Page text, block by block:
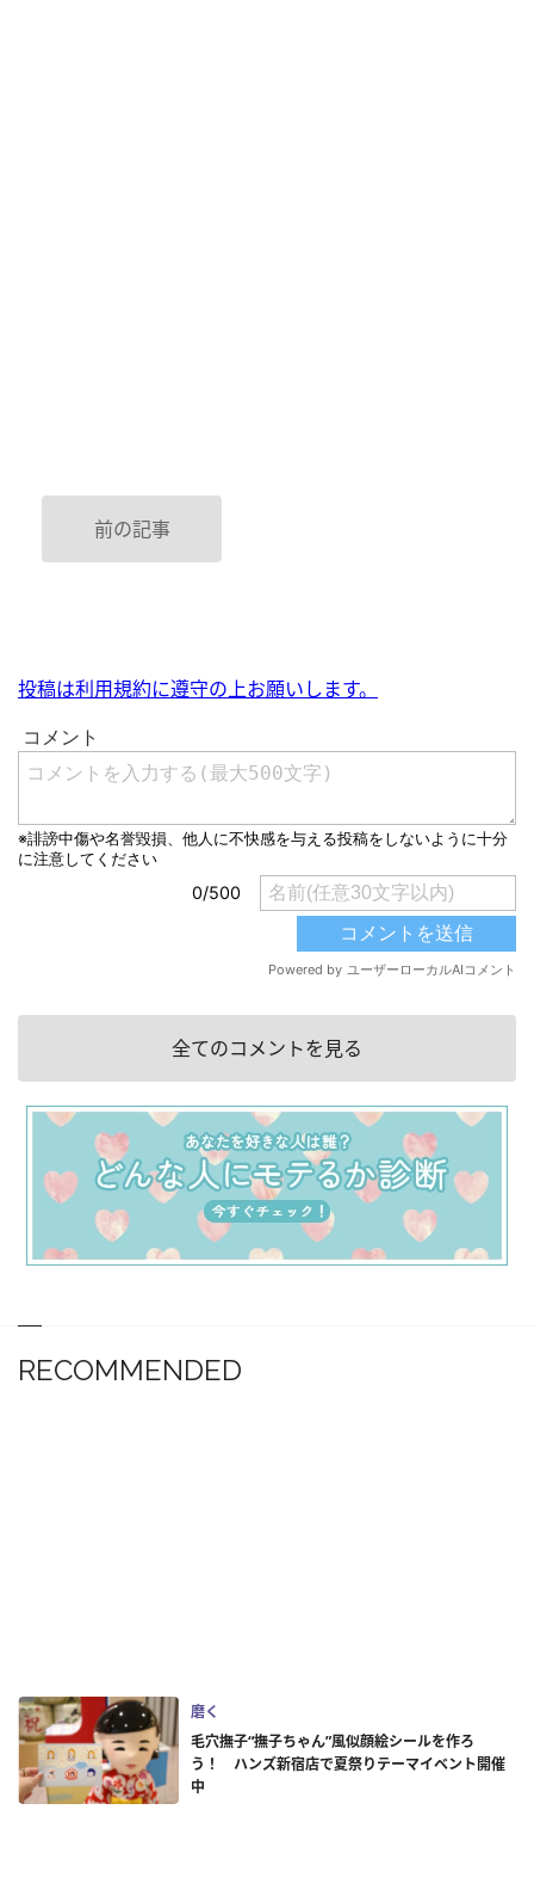
前の記事
投稿は利用規約に遵守の上お願いします。
全てのコメントを見る
RECOMMENDED
磨く
毛穴撫子“撫子ちゃん”風似顔絵シールを作ろ
う！ ハンズ新宿店で夏祭りテーマイベント開催
中